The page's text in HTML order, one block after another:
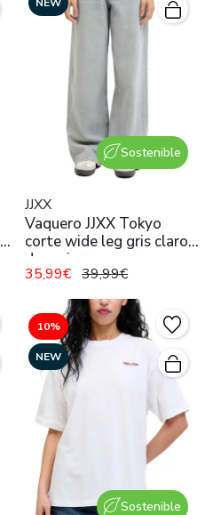
Sostenible
JJXX
Vaquero JJXX Tokyo
corte wide leg gris claro
de mujer
35,99€ 39,99€
Sostenible
10%
NEW